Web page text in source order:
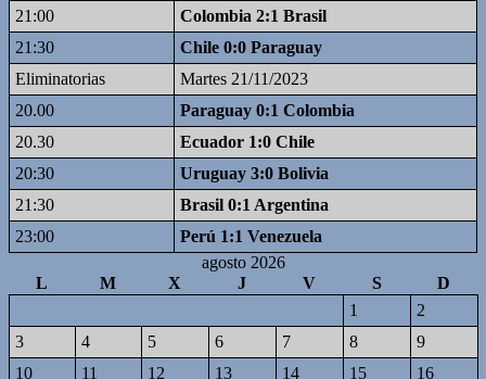
21:00
Colombia 2:1 Brasil
21:30
Chile 0:0 Paraguay
Eliminatorias
Martes 21/11/2023
20.00
Paraguay 0:1 Colombia
20.30
Ecuador 1:0 Chile
20:30
Uruguay 3:0 Bolivia
21:30
Brasil 0:1 Argentina
23:00
Perú 1:1 Venezuela
agosto 2026
L
M X J V S
D
1
2
3
4 5 6 7 8
9
10
11 12 13 14 15 16